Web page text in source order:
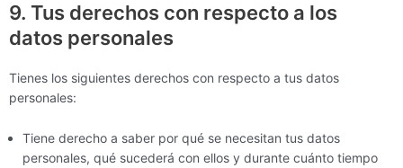
9. Tus derechos con respecto a los
datos personales
Tienes los siguientes derechos con respecto a tus datos
personales:
Tiene derecho a saber por qué se necesitan tus datos
personales, qué sucederá con ellos y durante cuánto tiempo